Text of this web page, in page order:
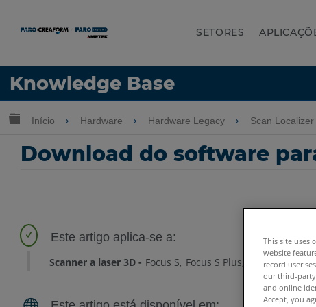
SETORES
Knowledge Base
Idioma
Expandir/recolher hierarquia global
Início Hardware Hardware Legacy Scan Localizer
Download do software
Scanner a laser 3D Focus S Focus S Plus Focus M
This site uses
website
record user
our third-party
and online
Accept, you